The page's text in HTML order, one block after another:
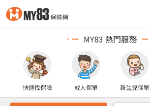
MY83 熱門服務
快速找保險 成人保單 新生兒保單